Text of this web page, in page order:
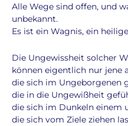
Alle Wege sind offen, und
unbekannt.
Es ist ein Wagnis, ein
Die Ungewissheit solcher
können eigentlich nur jene
die sich im Ungeborgenen
die in die Ungewißheit
die sich im Dunkeln einem
die sich vom Ziele ziehen